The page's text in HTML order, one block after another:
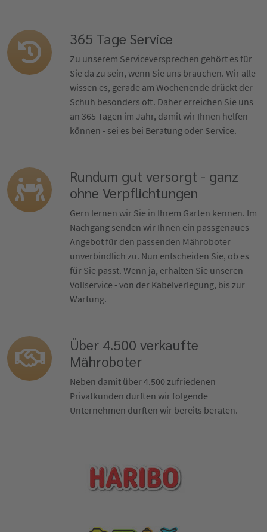
365 Tage Service
Zu unserem Serviceversprechen gehört es für
Sie da zu sein, wenn Sie uns brauchen. Wir alle
wissen es, gerade am Wochenende drückt der
Schuh besonders oft. Daher erreichen Sie uns
an 365 Tagen im Jahr, damit wir Ihnen helfen
können - sei es bei Beratung oder Service.
Rundum gut versorgt - ganz
ohne Verpflichtungen
Gern lernen wir Sie in Ihrem Garten kennen. Im
Nachgang senden wir Ihnen ein passgenaues
Angebot für den passenden Mähroboter
unverbindlich zu. Nun entscheiden Sie, ob es
für Sie passt. Wenn ja, erhalten Sie unseren
Vollservice - von der Kabelverlegung, bis zur
Wartung.
Über 4.500 verkaufte
Mähroboter
Neben damit über 4.500 zufriedenen
Privatkunden durften wir folgende
Unternehmen durften wir bereits beraten.